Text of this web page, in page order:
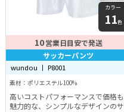
カラー
11色
10営業日目安で発送
サッカーパンツ
wundou 丨 P8001
素材：ポリエステル100%
高いコストパフォーマンスで価格も
魅力的な、シンプルなデザインのサ